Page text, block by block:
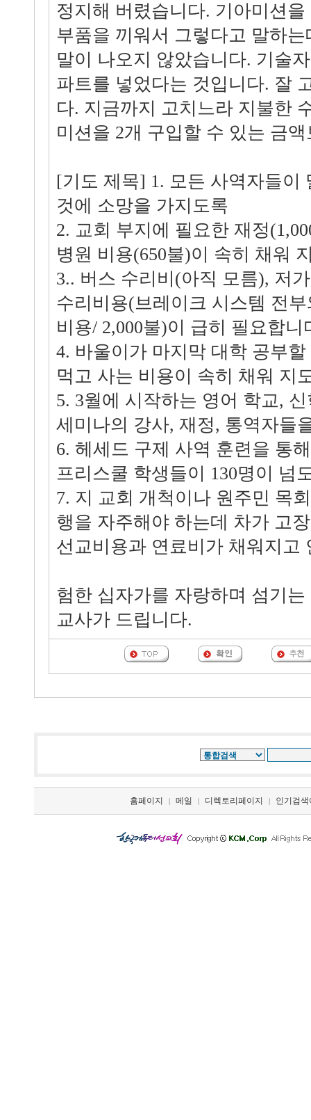
정지해 버렸습니다. 기아미션
부품을 끼워서 그렇다고 말하
말이 나오지 않았습니다. 기술
파트를 넣었다는 것입니다. 잘
다. 지금까지 고치느라 지불한
미션을 2개 구입할 수 있는 금
[기도 제목] 1. 모든 사역자들이
것에 소망을 가지도록
2. 교회 부지에 필요한 재정
병원 비용(650불)이 속히 채워
3.. 버스 수리비(아직 모름), 저
수리비용(브레이크 시스템 전
비용/ 2,000불)이 급히 필요합니
4. 바울이가 마지막 대학 공부
먹고 사는 비용이 속히 채워 지
5. 3월에 시작하는 영어 학교,
세미나의 강사, 재정, 통역자들
6. 헤세드 구제 사역 훈련을 통
프리스쿨 학생들이 130명이 넘
7. 지 교회 개척이나 원주민 목
행을 자주해야 하는데 차가 고
선교비용과 연료비가 채워지고
험한 십자가를 자랑하며 섬기
교사가 드립니다.
홈페이지 | 메일 | 디렉토리페이지 | 인기검색